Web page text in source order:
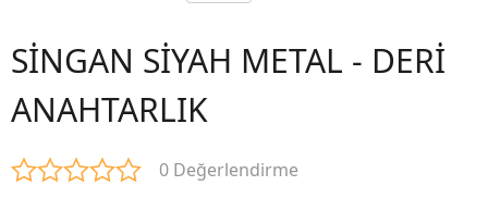
SİNGAN SİYAH METAL - DERİ
ANAHTARLIK
0 Değerlendirme